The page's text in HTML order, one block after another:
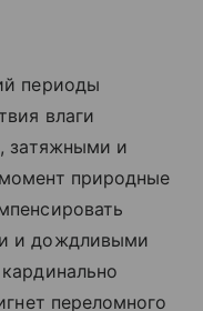
периоды
влаги
затяжными и
природные
и дождливыми
переломного